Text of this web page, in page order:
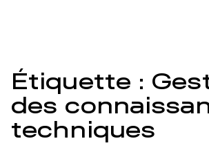
Étiquette :
des
techniques